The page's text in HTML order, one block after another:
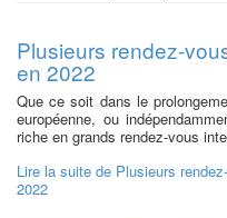
Plusieurs rendez-
en 2022
Que ce soit dans le
européenne, ou
riche en grands rendez-vous
Lire la suite de Plusieurs
2022